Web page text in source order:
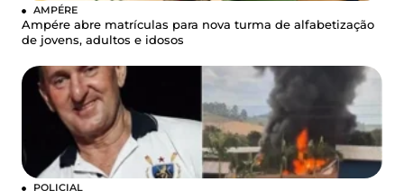
AMPÉRE
Ampére abre matrículas para nova turma de alfabetização
de jovens, adultos e idosos
POLICIAL